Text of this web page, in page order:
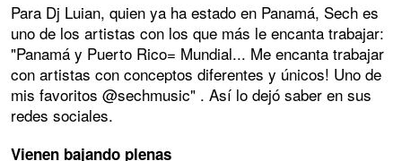
Para Dj Luian, quien ya ha estado en Panamá, Sech es
uno de los artistas con los que más le encanta trabajar:
"Panamá y Puerto Rico= Mundial... Me encanta trabajar
con artistas con conceptos diferentes y únicos! Uno de
mis favoritos @sechmusic" . Así lo dejó saber en sus
redes sociales.
Vienen bajando plenas